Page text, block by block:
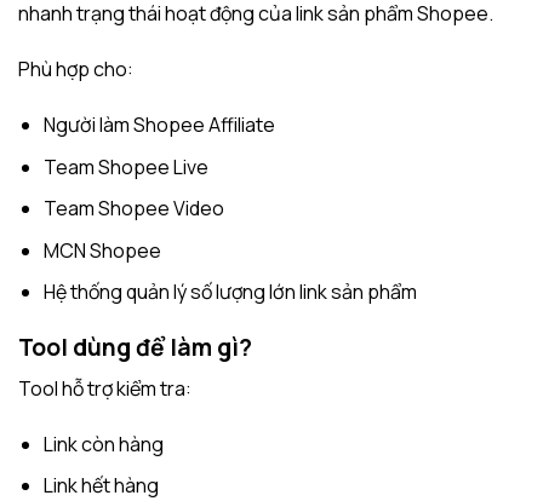
nhanh trạng thái hoạt động của link sản phẩm Shopee.
Phù hợp cho:
Người làm Shopee Affiliate
Team Shopee Live
Team Shopee Video
MCN Shopee
Hệ thống quản lý số lượng lớn link sản phẩm
Tool dùng để làm gì?
Tool hỗ trợ kiểm tra:
Link còn hàng
Link hết hàng